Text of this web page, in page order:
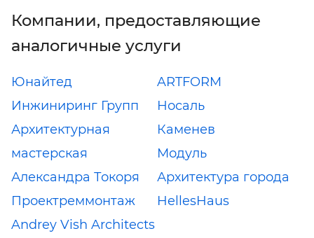
Компании, предоставляющие
аналогичные услуги
Юнайтед
Инжиниринг Групп
ARTFORM
Носаль
Архитектурная
мастерская
Александра Токоря
Каменев
Модуль
Архитектура города
Проектреммонтаж
HellesHaus
Andrey Vish Architects